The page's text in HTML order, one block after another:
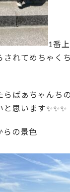
1番
されてめちゃく
らばぁちゃんち
思います✨✨✨
の景色